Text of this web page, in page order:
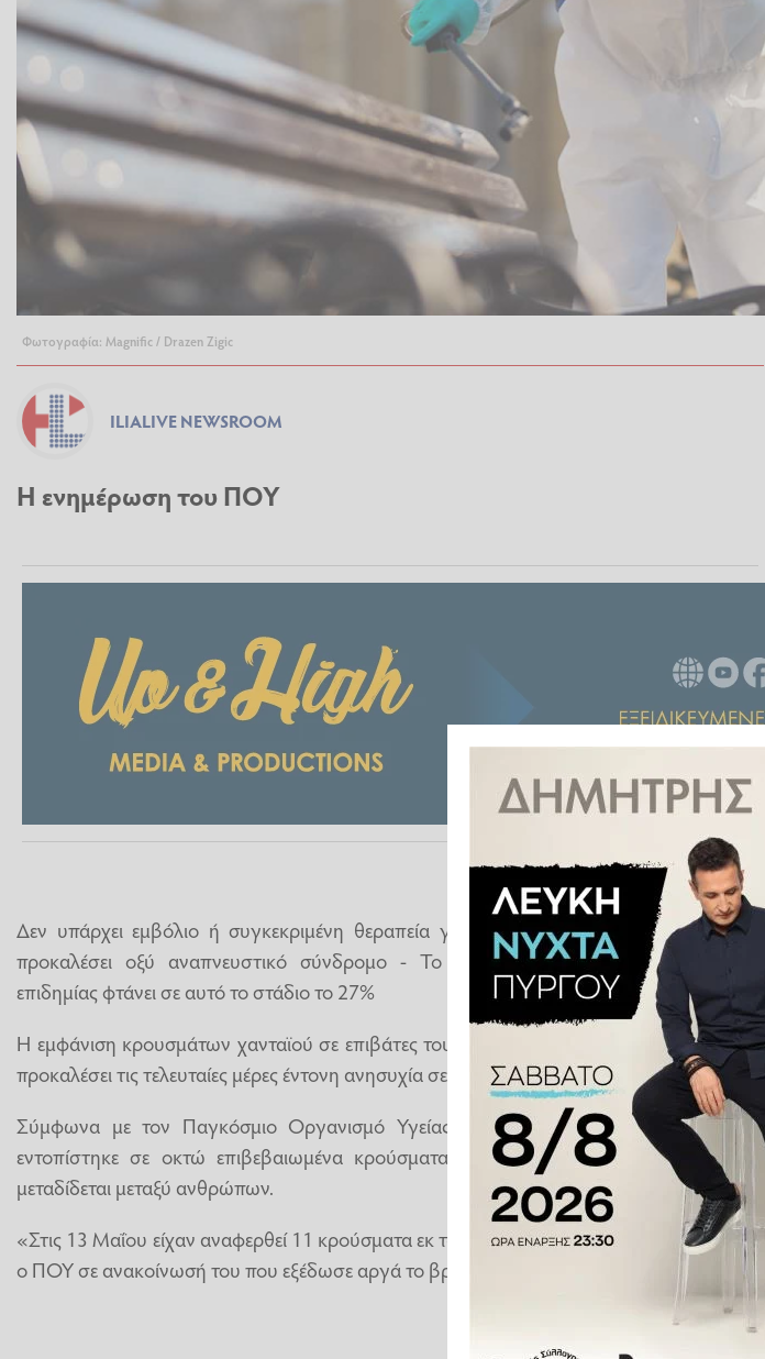
Φωτογραφία: Magnific / Drazen Zigic
ILIALIVE NEWSROOM
Η ενημέρωση του ΠΟΥ
Δεν υπάρχει εμβόλιο ή συγκεκριμένη θεραπεία για τον χανταϊό, ο οποίος μπορεί να
προκαλέσει οξύ αναπνευστικό σύνδρομο - Το ποσοστό θνησιμότητας αυτής της
επιδημίας φτάνει σε αυτό το στάδιο το 27%
Η εμφάνιση κρουσμάτων χανταϊού σε επιβάτες του κρουαζιερόπλοιου MV Hondius έχει
προκαλέσει τις τελευταίες μέρες έντονη ανησυχία σε πολλές χώρες.
Σύμφωνα με τον Παγκόσμιο Οργανισμό Υγείας (ΠΟΥ), το στέλεχος του ιού που
εντοπίστηκε σε οκτώ επιβεβαιωμένα κρούσματα είναι αυτό των Άνδεων, το οποίο
μεταδίδεται μεταξύ ανθρώπων.
«Στις 13 Μαΐου είχαν αναφερθεί 11 κρούσματα εκ των οποίων τρεις θάνατοι», επεσήμανε
ο ΠΟΥ σε ανακοίνωσή του που εξέδωσε αργά το βράδυ της Τετάρτης (13/5).